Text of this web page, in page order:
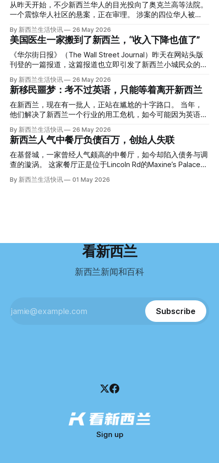
从昨天开始，不少新西兰华人的目光投向了奥克兰高等法院。
一个震惊华人社区的悬案，正在审理。 涉案的四位华人被
告，站在了法庭，被控与一位70岁中国女人的死有关。 事情
的复杂程度，远超人们的想象。 神秘的黑色塑料袋 先让我们
回到2024年3月12日。 新西兰一个名叫Paul Middleton的老
人，在奥克兰Gulf Harbour钓鱼时，发现了一个黑色塑料袋，
里面是一堆衣服。 再扒开衣服，他看到了一只手，一只人
腰部对折，黑色胶带缠着头、手腕和身体，整个人被绑成胎儿
状。 两个10公斤的米袋装满了石头，用胶带死死缠在尸体
上。 死者是亚洲面孔的老年女性，头部、脸、胳膊都有钝器
伤，当时身穿一件“娟燕牌”内衣和黑色长裤。 她是谁？没有人
Operation Parade的案子，开始调查。 米袋泄露秘密 破案的
关键，是两个米袋。这两个塑料米袋里装着用来压住尸体的花
园石头。 每个米袋上都有序列号。 警察一家家查，发现这批
米是在奥克兰北岸一家超市卖的。
By 新西兰生活快讯 26 May 2026
美国医生一家搬到了新西兰，“收入下降也值了”
《华尔街日报》（The Wall Street Journal）昨天在网站头版
刊登的一篇报道，这篇报道也立即引发了新西兰小城民众的兴
趣： “精疲力尽的美国医生，正在离开美国，前往新西兰一座
偏远小镇。” “精疲力尽的美国医生”搬家新西兰 四年前，在加
州拉霍亚（La Jolla）一家医院担任内科医生的Brandon
Williams医生达到了崩溃的边缘。 患者人数激增、医疗人员短
缺、医疗事故诉讼的威胁，以及对患者无力支付医疗费用的忧
（PTSD）。他的其中一位同事甚至因自杀身亡。 他并不想放
弃从医，但他不想再在美国行医了。 于是，他与38岁的妻子
Ellen Williams开始在欧洲寻找更好的选择。 就在那时，他收
到了一封来自新西兰医疗招聘人员的信。 “虽然跑到那个‘与世
义。”现年39岁的加州人Brandon说道。 2024年11月，这家人
By 新西兰生活快讯 26 May 2026
新移民噩梦：考不过英语，只能等着离开新西兰
在新西兰，现在有一批人，正站在尴尬的十字路口。 当年，
他们解决了新西兰一个行业的用工危机，如今可能因为英语考
试，不得不在几年内离开这个国家。 一位移民的无奈感叹：
“如果我们真能考到那个分数，就不会来开公交车了。” 因为英
语，他们一直无法上岸 来自菲律宾的Ryan De Guzman，就是
这批人中的一员。 2023年，当他看到新西兰招聘海外公交司
机的信息时，几乎没有犹豫就提交了申请。 “我听说这里气候
年3月抵达奥克兰。 当时心里盘算着：努力工作两年，申请居
所需的英语门槛。 De Guzman选择了另一项考试——
Pearson Test of English，最终成绩是45分，而申请要求是58
By 新西兰生活快讯 26 May 2026
新西兰人气中餐厅负债百万，创始人失联
在基督城，一家曾经人气颇高的中餐厅，如今却陷入债务与调
查的漩涡。 这家餐厅正是位于Lincoln Rd的Maxine’s Palace。
其背后的公司已进入清算程序，债务总额接近100万纽币，而
引人关注的是——清算人目前无法联系到创始人本人。 今年3
纽币，员工索赔金额仍在核算中。 整体债务规模，已经逼近
这导致公司财务记录尚未完全掌握，资产处置是否合理仍待核
在核查资产出售是否符合市
By 新西兰生活快讯 01 May 2026
看新西兰
新西兰新闻和百科
Subscribe
Sign up